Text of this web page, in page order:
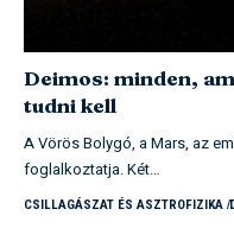
Deimos: minden,
tudni kell
A Vörös Bolygó, a Mars, az
foglalkoztatja. Két…
CSILLAGÁSZAT ÉS ASZTROFIZIKA